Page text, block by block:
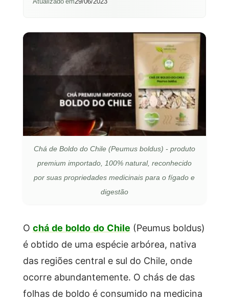
Chá de Boldo do Chile (Peumus boldus) - produto
premium importado, 100% natural, reconhecido
por suas propriedades medicinais para o fígado e
digestão
O chá de boldo do Chile (Peumus boldus)
é obtido de uma espécie arbórea, nativa
das regiões central e sul do Chile, onde
ocorre abundantemente. O chás de das
folhas de boldo é consumido na medicina